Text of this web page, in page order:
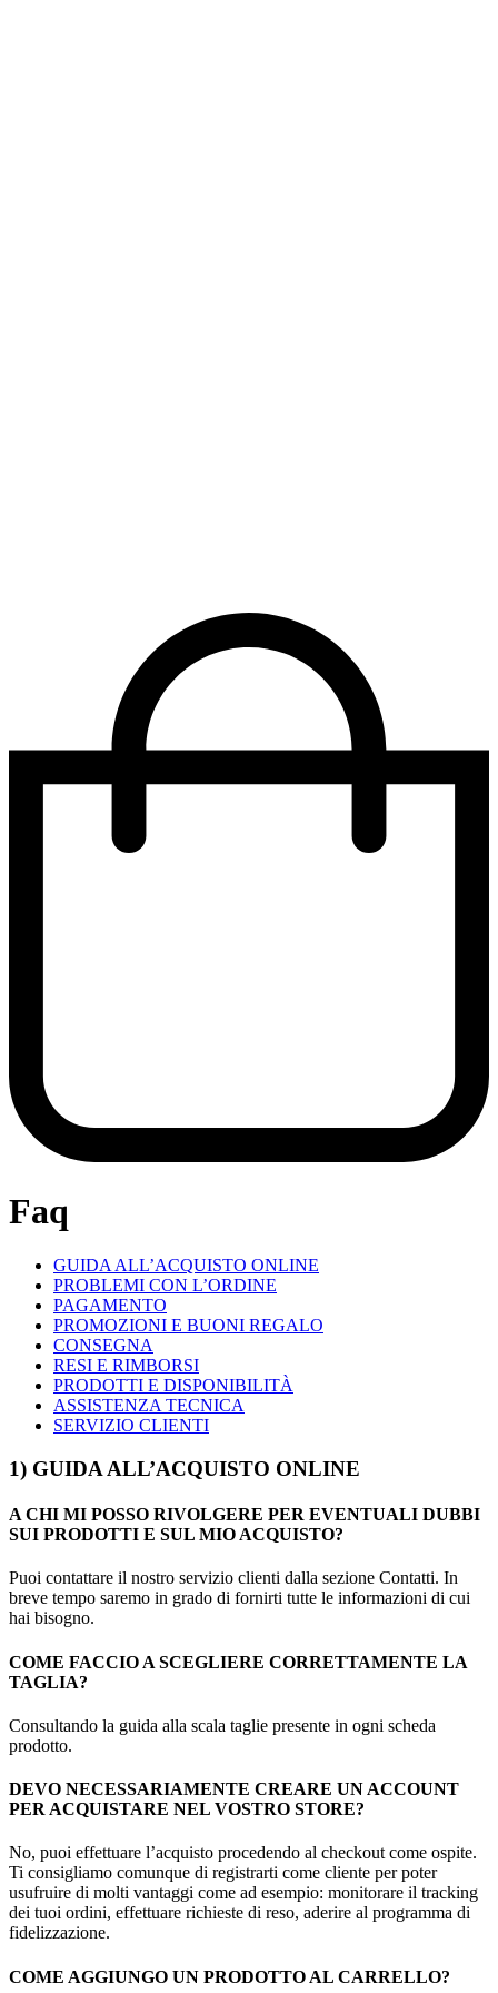
Faq
GUIDA ALL’ACQUISTO ONLINE
PROBLEMI CON L’ORDINE
PAGAMENTO
PROMOZIONI E BUONI REGALO
CONSEGNA
RESI E RIMBORSI
PRODOTTI E DISPONIBILITÀ
ASSISTENZA TECNICA
SERVIZIO CLIENTI
1) GUIDA ALL’ACQUISTO ONLINE
A CHI MI POSSO RIVOLGERE PER EVENTUALI DUBBI
SUI PRODOTTI E SUL MIO ACQUISTO?
Puoi contattare il nostro servizio clienti dalla sezione Contatti. In
breve tempo saremo in grado di fornirti tutte le informazioni di cui
hai bisogno.
COME FACCIO A SCEGLIERE CORRETTAMENTE LA
TAGLIA?
Consultando la guida alla scala taglie presente in ogni scheda
prodotto.
DEVO NECESSARIAMENTE CREARE UN ACCOUNT
PER ACQUISTARE NEL VOSTRO STORE?
No, puoi effettuare l’acquisto procedendo al checkout come ospite.
Ti consigliamo comunque di registrarti come cliente per poter
usufruire di molti vantaggi come ad esempio: monitorare il tracking
dei tuoi ordini, effettuare richieste di reso, aderire al programma di
fidelizzazione.
COME AGGIUNGO UN PRODOTTO AL CARRELLO?